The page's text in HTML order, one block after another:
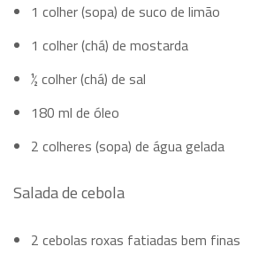
1 colher (sopa) de suco de limão
1 colher (chá) de mostarda
½ colher (chá) de sal
180 ml de óleo
2 colheres (sopa) de água gelada
Salada de cebola
2 cebolas roxas fatiadas bem finas